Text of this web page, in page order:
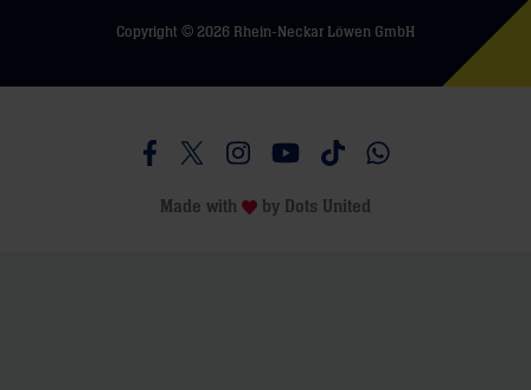
Copyright © 2026 Rhein-Neckar Löwen GmbH
Besucht uns auf Facebook
Besucht uns auf Twitter
Besucht uns auf Instagram
Besucht uns auf Youtube
Besucht uns auf
Besucht uns auf
Made with by Dots United